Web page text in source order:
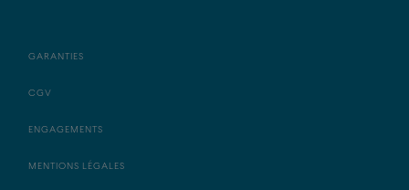
GARANTIES
CGV
ENGAGEMENTS
MENTIONS LÉGALES